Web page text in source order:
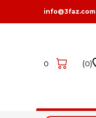
info@3faz.com
(
0
)
0